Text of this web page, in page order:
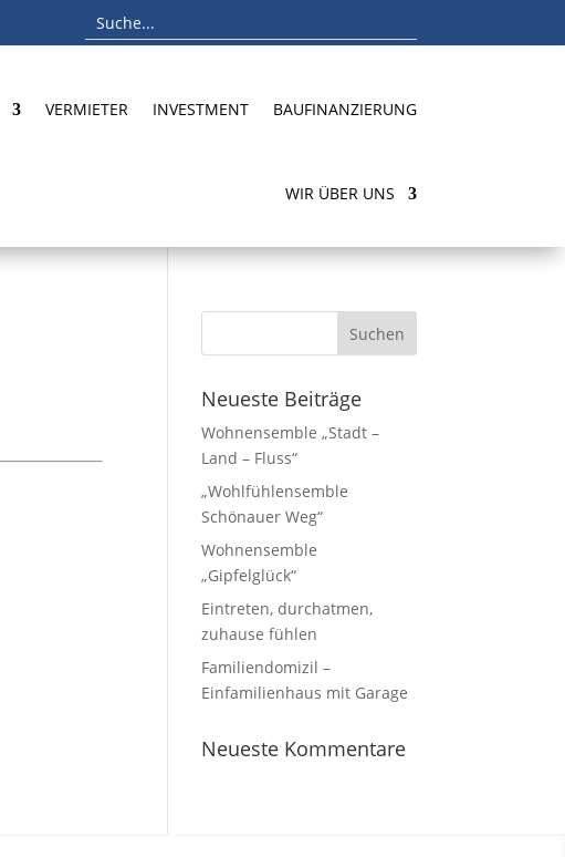
VERMIETER INVESTMENT BAUFINANZIERUNG
WIR ÜBER UNS
Neueste Beiträge
Wohnensemble „Stadt –
Land – Fluss“
„Wohlfühlensemble
Schönauer Weg“
Wohnensemble
„Gipfelglück“
Eintreten, durchatmen,
zuhause fühlen
Familiendomizil –
Einfamilienhaus mit Garage
Neueste Kommentare